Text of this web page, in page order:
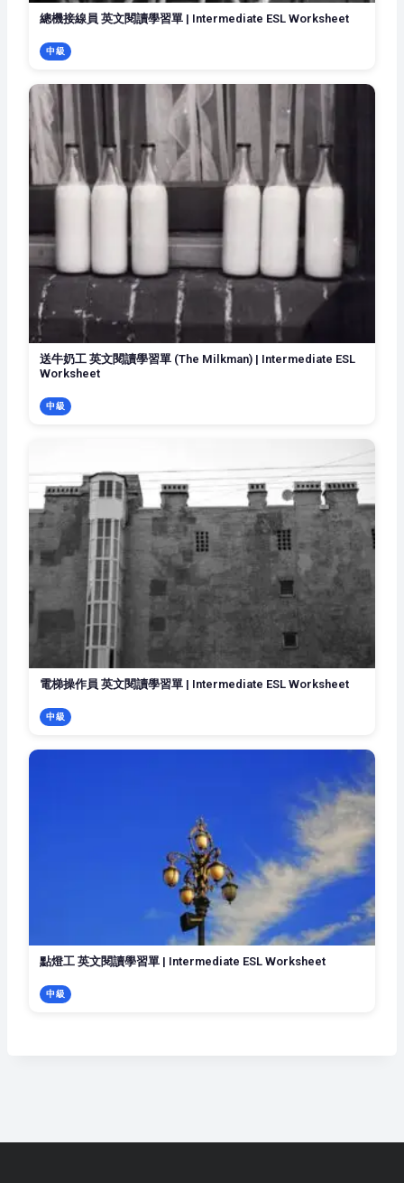
總機接線員 英文閱讀學習單 | Intermediate ESL Worksheet
中級
送牛奶工 英文閱讀學習單 (The Milkman) | Intermediate ESL
Worksheet
中級
電梯操作員 英文閱讀學習單 | Intermediate ESL Worksheet
中級
點燈工 英文閱讀學習單 | Intermediate ESL Worksheet
中級